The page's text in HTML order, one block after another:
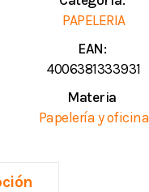
PAPELERIA
EAN:
4006381333931
Materia
Papelería y oficina